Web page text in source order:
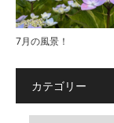
7月の風景！
カテゴリー